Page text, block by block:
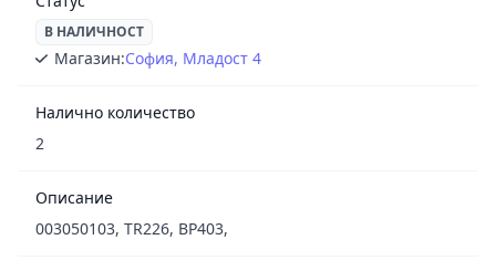
В НАЛИЧНОСТ
Магазин:София, Младост 4
Налично количество
2
Описание
003050103, TR226, BP403,